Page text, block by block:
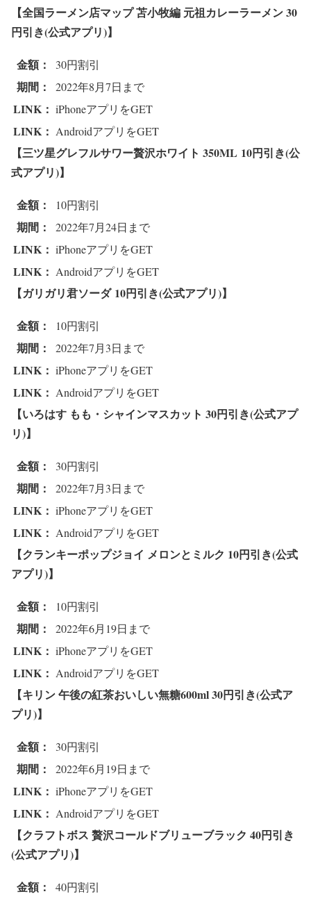
【全国ラーメン店マップ 苫小牧編 元祖カレーラーメン 30
円引き(公式アプリ)】
金額： 30円割引
期間： 2022年8月7日まで
LINK： iPhoneアプリをGET
LINK： AndroidアプリをGET
【三ツ星グレフルサワー贅沢ホワイト 350ML 10円引き(公
式アプリ)】
金額： 10円割引
期間： 2022年7月24日まで
LINK： iPhoneアプリをGET
LINK： AndroidアプリをGET
【ガリガリ君ソーダ10円引き(公式アプリ)】
金額： 10円割引
期間： 2022年7月3日まで
LINK： iPhoneアプリをGET
LINK： AndroidアプリをGET
【いろはす もも・シャインマスカット 30円引き(公式アプ
リ)】
金額： 30円割引
期間： 2022年7月3日まで
LINK： iPhoneアプリをGET
LINK： AndroidアプリをGET
【クランキーポップジョイ メロンとミルク 10円引き(公式
アプリ)】
金額： 10円割引
期間： 2022年6月19日まで
LINK： iPhoneアプリをGET
LINK： AndroidアプリをGET
【キリン 午後の紅茶おいしい無糖600ml30円引き(公式ア
プリ)】
金額： 30円割引
期間： 2022年6月19日まで
LINK： iPhoneアプリをGET
LINK： AndroidアプリをGET
【クラフトボス 贅沢コールドブリューブラック 40円引き
(公式アプリ)】
金額： 40円割引